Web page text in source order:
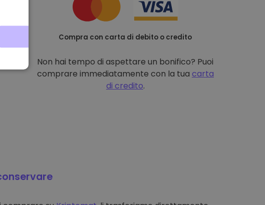
Compra con carta di debito o credito
Non hai tempo di aspettare un bonifico? Puoi
comprare immediatamente con la tua carta
di credito.